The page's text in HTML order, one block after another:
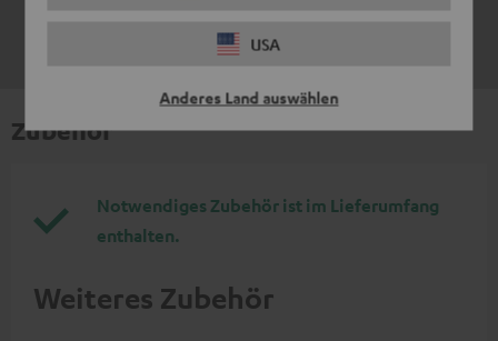
USA
Anderes Land auswählen
Zubehör
Notwendiges Zubehör ist im Lieferumfang
enthalten.
Weiteres Zubehör